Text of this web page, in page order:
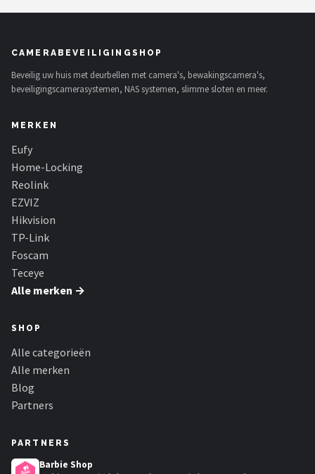
TP-Link
Foscam
Teceye
Smartwares
ieGeek
Alle merken →
CAMERABEVEILIGINGSHOP
Beveilig uw huis met deurbellen met camera's, bewakingscamera's,
beveiligingscamerasystemen, NAS systemen, slimme sloten en meer.
MERKEN
Eufy
Home-Locking
Reolink
EZVIZ
Hikvision
TP-Link
Foscam
Teceye
Alle merken →
SHOP
Alle categorieën
Alle merken
Blog
Partners
PARTNERS
Barbie Shop